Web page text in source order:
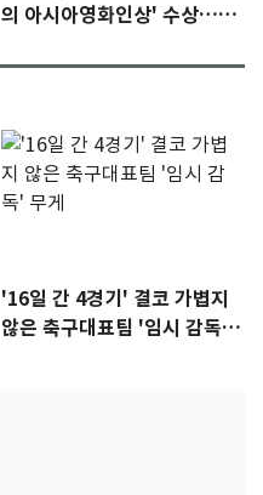
의 아시아영화인상' 수상…15
'16일 간 4경기' 결코 가볍지
않은 축구대표팀 '임시 감독'